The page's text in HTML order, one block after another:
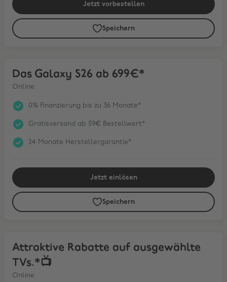
Jetzt vorbestellen
Speichern
Das Galaxy S26 ab 699€*
Online
0% Finanzierung bis zu 36 Monate*
Gratisversand ab 59€ Bestellwert*
24 Monate Herstellergarantie*
Jetzt einlösen
Speichern
Attraktive Rabatte auf ausgewählte
TVs.*📺
Online